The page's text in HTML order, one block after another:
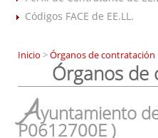
Códigos FACE de EE.LL.
Inicio >Órganos de contratación
Órganos de
Ayuntamiento
P0612700E )